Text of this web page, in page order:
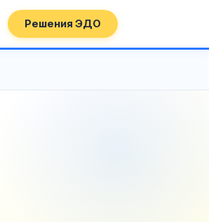
Решения ЭДО